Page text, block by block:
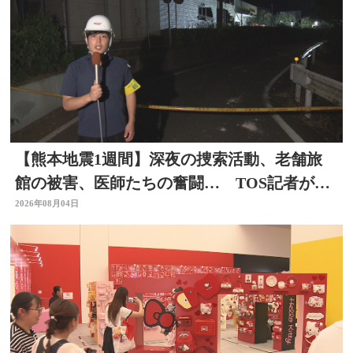
【熊本地震1週間】深夜の捜索活動、老舗旅
館の被害、医師たちの奮闘… TOS記者が取
材した被災地 大分
2026年08月04日